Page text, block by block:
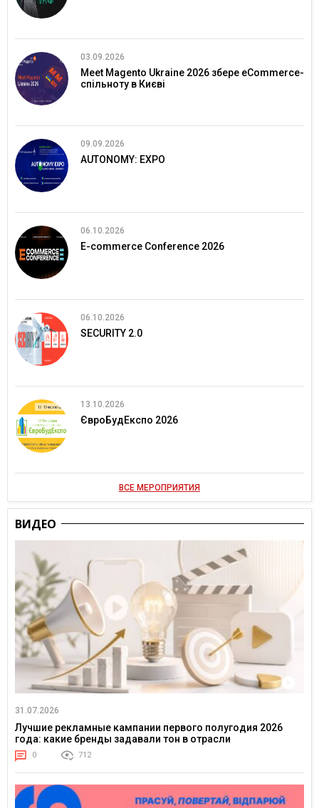
03.09.2026
Meet Magento Ukraine 2026 збере eCommerce-
спільноту в Києві
09.09.2026
AUTONOMY: EXPO
06.10.2026
E-commerce Conference 2026
06.10.2026
SECURITY 2.0
13.10.2026
ЄвроБудЕкспо 2026
ВСЕ МЕРОПРИЯТИЯ
ВИДЕО
31.07.2026
Лучшие рекламные кампании первого полугодия 2026
года: какие бренды задавали тон в отрасли
0 712